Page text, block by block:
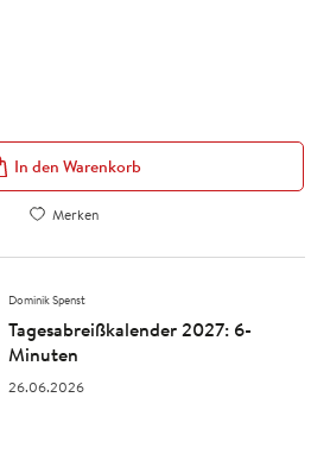
In den Warenkorb
Merken
Dominik Spenst
Tagesabreißkalender 2027: 6-
Minuten
26.06.2026